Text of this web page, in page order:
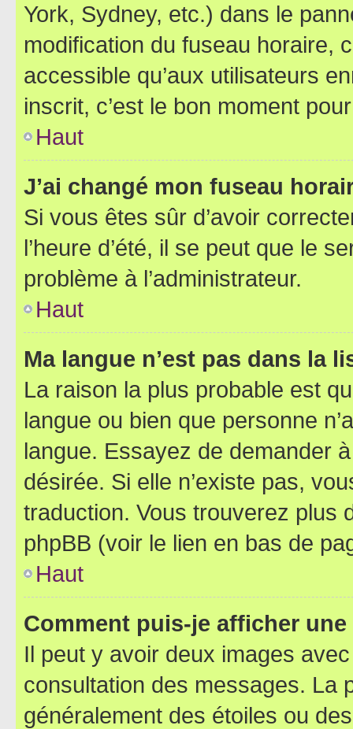
York, Sydney, etc.) dans le
modification du fuseau horaire,
accessible qu’aux utilisateurs
inscrit, c’est le bon moment
Haut
J’ai changé mon fuseau
Si vous êtes sûr d’avoir
l’heure d’été, il se peut que le
problème à l’administrateur.
Haut
Ma langue n’est pas dans la
La raison la plus probable est
langue ou bien que personne
langue. Essayez de demander
désirée. Si elle n’existe pas,
traduction. Vous trouverez plus
phpBB (voir le lien en bas de
Haut
Comment puis-je afficher
Il peut y avoir deux images
consultation des messages. La
généralement des étoiles ou